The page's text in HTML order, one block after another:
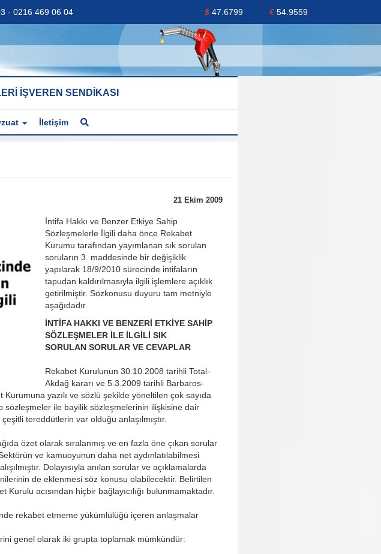
- 0216 469 06 04 $ 47.6799 €54.9559
İŞVEREN SENDİKASI
İletişim
21 Ekim 2009
İntifa Hakkı ve Benzer Etkiye Sahip
Sözleşmelerle İlgili daha önce Rekabet
Kurumu tarafından yayımlanan sık sorulan
soruların 3. maddesinde bir değişiklik
yapılarak 18/9/2010 sürecinde intifaların
tapudan kaldırılmasıyla ilgili işlemlere açıklık
getirilmiştir. Sözkonusu duyuru tam metniyle
aşağıdadır.
İNTİFA HAKKI VE BENZERİ ETKİYE SAHİP
SÖZLEŞMELER İLE İLGİLİ SIK
SORULAN SORULAR VE CEVAPLAR
Rekabet Kurulunun 30.10.2008 tarihli Total-
Akdağ kararı ve 5.3.2009 tarihli Barbaros-
yazılı ve sözlü şekilde yöneltilen çok sayıda
ile bayilik sözleşmelerinin ilişkisine dair
tereddütlerin var olduğu anlaşılmıştır.
özet olarak sıralanmış ve en fazla öne çıkan sorular
ve kamuoyunun daha net aydınlatılabilmesi
Dolayısıyla anılan sorular ve açıklamalarda
de eklenmesi söz konusu olabilecektir. Belirtilen
acısından hiçbir bağlayıcılığı bulunmamaktadır.
rekabet etmeme yükümlülüğü içeren anlaşmalar
genel olarak iki grupta toplamak mümkündür: